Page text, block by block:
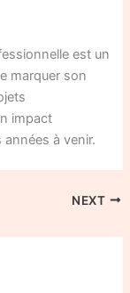
est un
marquer son
impact
à venir.
NEXT